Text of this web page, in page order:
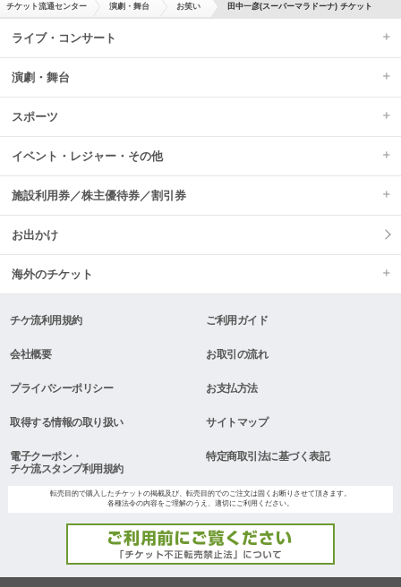
チケット流通センター 演劇・舞台 お笑い 田中一彦(スーパーマラドーナ) チケット
ライブ・コンサート
演劇・舞台
スポーツ
イベント・レジャー・その他
施設利用券／株主優待券／割引券
お出かけ
海外のチケット
チケ流利用規約 ご利用ガイド
会社概要 お取引の流れ
プライバシーポリシー お支払方法
取得する情報の取り扱い サイトマップ
電子クーポン・
チケ流スタンプ利用規約
特定商取引法に基づく表記
転売目的で購入したチケットの掲載及び、転売目的でのご注文は固くお断りさせて頂きます。
各種法令の内容をご理解のうえ、適切にご利用ください。